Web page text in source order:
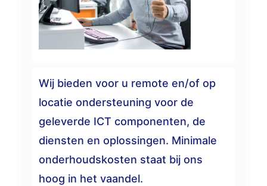
Wij bieden voor u remote en/of op
locatie ondersteuning voor de
geleverde ICT componenten, de
diensten en oplossingen. Minimale
onderhoudskosten staat bij ons
hoog in het vaandel.